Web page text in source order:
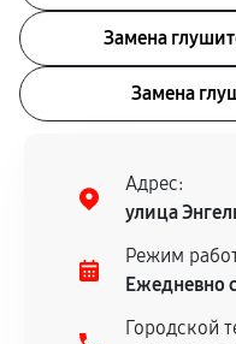
Замена
Замена
Адрес:
улица
Режим
Ежедневно
Городской